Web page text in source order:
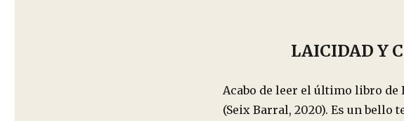
LAICIDAD Y
Acabo de leer el último libro de
(Seix Barral, 2020). Es un bello